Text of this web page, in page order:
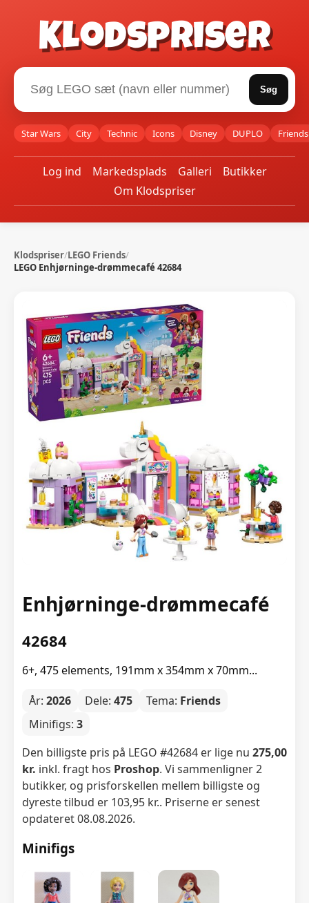
Klodspriser
Søg
Star Wars City Technic Icons Disney DUPLO Friends
Log ind Markedsplads Galleri
Butikker
Om Klodspriser
Klodspriser/LEGO Friends/
LEGO Enhjørninge-drømmecafé 42684
Enhjørninge-drømmecafé
42684
6+, 475 elements, 191mm x 354mm x 70mm...
År: 2026 Dele: 475 Tema: Friends
Minifigs: 3
Den billigste pris på LEGO #42684 er lige nu 275,00
kr. inkl. fragt hos Proshop. Vi sammenligner 2
butikker, og prisforskellen mellem billigste og
dyreste tilbud er 103,95 kr.. Priserne er senest
opdateret 08.08.2026.
Minifigs